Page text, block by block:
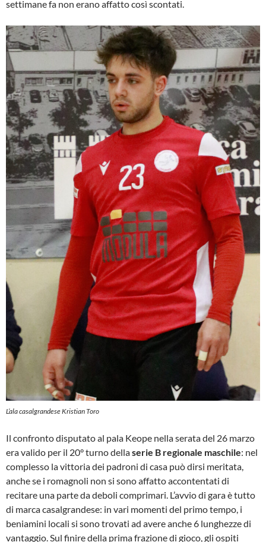
settimane fa non erano affatto così scontati.
L’ala casalgrandese Kristian Toro
Il confronto disputato al pala Keope nella serata del 26 marzo
era valido per il 20° turno dellaserie B regionale maschile: nel
complesso la vittoria dei padroni di casa può dirsi meritata,
anche se i romagnoli non si sono affatto accontentati di
recitare una parte da deboli comprimari. L’avvio di gara è tutto
di marca casalgrandese: in vari momenti del primo tempo, i
beniamini locali si sono trovati ad avere anche 6 lunghezze di
vantaggio. Sul finire della prima frazione di gioco, gli ospiti